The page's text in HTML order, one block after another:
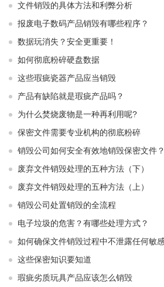
文件销毁的具体方法和利弊分析
报废电子数码产品销毁有哪些程序？
数据玩消失？安全更重要！
如何彻底粉碎硬盘数据
这些瑕疵瓷器产品应当销毁
产品有缺陷就是瑕疵产品吗？
为什么焚烧废物是一种再利用呢?
保密文件需要专业机构的彻底粉碎
销毁公司如何安全有效地销毁保密文件？
废弃文件销毁处理的五种方法（下）
废弃文件销毁处理的五种方法（上）
销毁公司处置销毁的全流程
电子垃圾的危害？有哪些处理方式？
如何确保文件销毁过程中不泄露任何敏
这些保密知识要知道
瑕疵劣质玩具产品应该怎么销毁